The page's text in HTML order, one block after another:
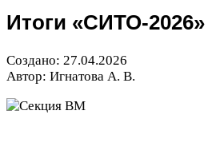
Итоги «СИТО-​2026»
Создано: 27.04.2026
Автор: Игнатова А. В.